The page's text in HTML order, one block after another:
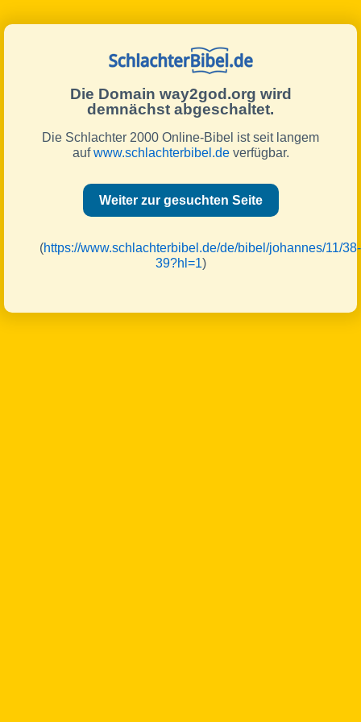
Die Domain way2god.org wird
demnächst abgeschaltet.
Die Schlachter 2000 Online-Bibel ist seit langem
aufwww.schlachterbibel.deverfügbar.
Weiter zur gesuchten Seite
(https://www.schlachterbibel.de/de/bibel/johannes/11/38-
39?hl=1)